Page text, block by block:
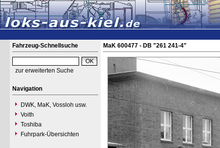
Fahrzeug-Schnellsuche
zur erweiterten Suche
Navigation
DWK, MaK, Vossloh usw.
Voith
Toshiba
Fuhrpark-Übersichten
MaK 600477 - DB "261 241-4"